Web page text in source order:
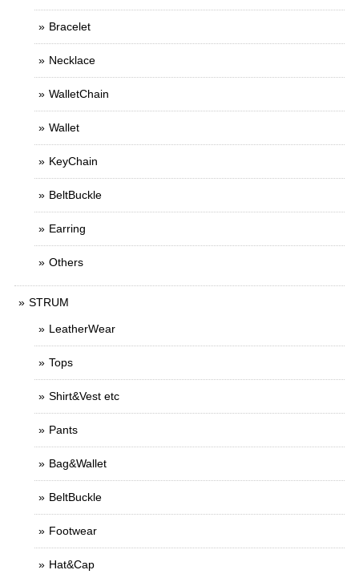
Bracelet
Necklace
WalletChain
Wallet
KeyChain
BeltBuckle
Earring
Others
STRUM
LeatherWear
Tops
Shirt&Vest etc
Pants
Bag&Wallet
BeltBuckle
Footwear
Hat&Cap